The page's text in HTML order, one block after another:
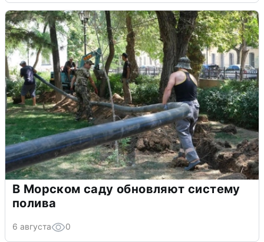
В Морском саду обновляют систему
полива
6 августа 0